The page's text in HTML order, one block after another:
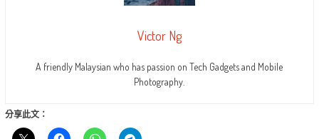
Victor Ng
A friendly Malaysian who has passion on Tech Gadgets and Mobile
Photography.
分享此文：